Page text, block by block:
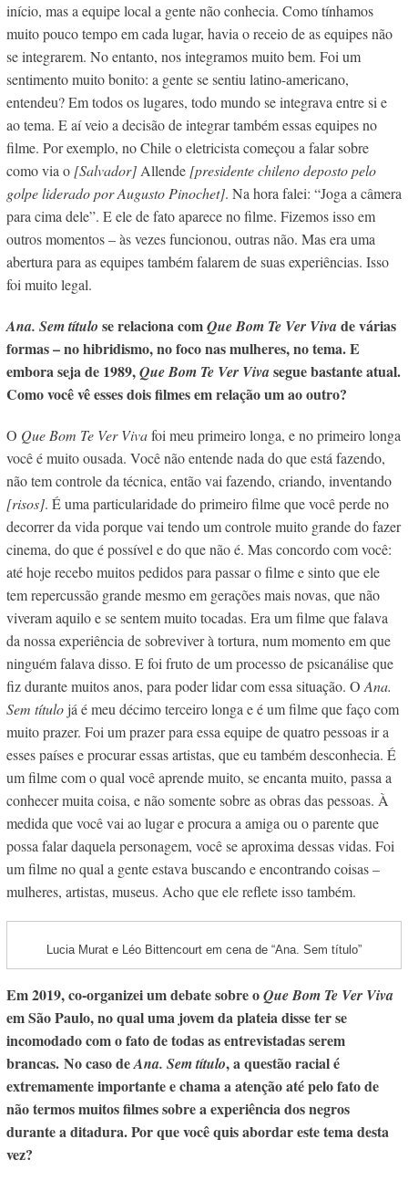
início, mas a equipe local a gente não conhecia. Como tínhamos
muito pouco tempo em cada lugar, havia o receio de as equipes não
se integrarem. No entanto, nos integramos muito bem. Foi um
sentimento muito bonito: a gente se sentiu latino-americano,
entendeu? Em todos os lugares, todo mundo se integrava entre si e
ao tema. E aí veio a decisão de integrar também essas equipes no
filme. Por exemplo, no Chile o eletricista começou a falar sobre
como via o[Salvador]Allende [presidente chileno deposto pelo
golpe liderado por Augusto Pinochet]. Na hora falei: “Joga a câmera
para cima dele”. E ele de fato aparece no filme. Fizemos isso em
outros momentos – às vezes funcionou, outras não. Mas era uma
abertura para as equipes também falarem de suas experiências. Isso
foi muito legal.
Ana. Sem título se relaciona comQue Bom Te Ver Vivade várias
formas – no hibridismo, no foco nas mulheres, no tema. E
embora seja de 1989,Que Bom Te Ver Vivasegue bastante atual.
Como você vê esses dois filmes em relação um ao outro?
O Que Bom Te Ver Vivafoi meu primeiro longa, eno primeiro longa
você é muito ousada. Você não entende nada do que está fazendo,
não tem controle da técnica, então vai fazendo, criando, inventando
[risos]. É uma particularidade do primeiro filme que você perde no
decorrer da vida porque vai tendo um controle muito grande do fazer
cinema, do que é possível e do que não é. Mas concordo com você:
até hoje recebo muitos pedidos para passar o filme e sinto que ele
tem repercussão grande mesmo em gerações mais novas, que não
viveram aquilo e se sentem muito tocadas. Era um filme que falava
da nossa experiência de sobreviver à tortura, num momento em que
ninguém falava disso. E foi fruto de um processo de psicanálise que
fiz durante muitos anos, para poder lidar com essa situação. OAna.
Sem títulojá é meu décimo terceiro longa e é um filme que faço com
muito prazer. Foi um prazer para essa equipe de quatro pessoas ir a
esses países e procurar essas artistas, que eu também desconhecia. É
um filme com o qual você aprende muito, se encanta muito, passa a
conhecer muita coisa, e não somente sobre as obras das pessoas. À
medida que você vai ao lugar e procura a amiga ou o parente que
possa falar daquela personagem, você se aproxima dessas vidas. Foi
um filme no qual a gente estava buscando e encontrando coisas –
mulheres, artistas, museus. Acho que ele reflete isso também.
Lucia Murat e Léo Bittencourt em cena de “Ana. Sem título”
Em 2019, co-organizei um debate sobre oQue Bom Te Ver Viva
em São Paulo, no qual uma jovem da plateia disse ter se
incomodado com o fato de todas as entrevistadas serem
brancas.No caso deAna. Sem título, a questão racial é
extremamente importante e chama a atenção até pelo fato de
não termos muitos filmes sobre a experiência dos negros
durante a ditadura. Por que você quis abordar este tema desta
vez?